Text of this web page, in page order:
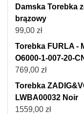
Damska Torebka
brązowy
99,00 zł
Torebka FURLA -
O6000-1-007-20-
769,00 zł
Torebka
LWBA00032 Noir
1559,00 zł